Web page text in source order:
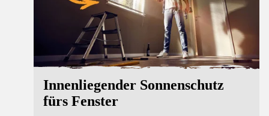
Innenliegender Sonnenschutz
fürs Fenster